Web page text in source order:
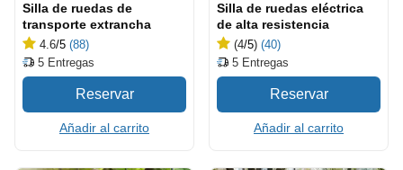
Silla de ruedas de
transporte extrancha
4.6/5 (88)
5 Entregas
Añadir al carrito
Silla de ruedas eléctrica
de alta resistencia
(4/5) (40)
5 Entregas
Añadir al carrito